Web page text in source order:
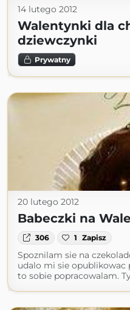
14 lutego 2012
Walentynki dla
dziewczynki
Prywatny
20 lutego 2012
Babeczki na
306 1 Zapisz
Spoznilam sie na
udalo mi sie opublikowac
to sobie popracowalam.